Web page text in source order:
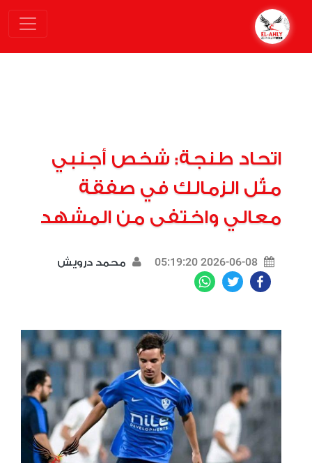
اتحاد طنجة: شخص أجنبي
مثّل الزمالك في صفقة
معالي واختفى من المشهد
2026-06-08 05:19:20 محمد درويش
Facebook
Twitter